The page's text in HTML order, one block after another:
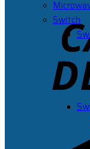
Switch